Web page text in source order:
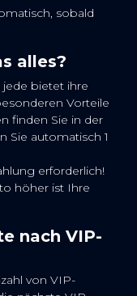
sobald
alles?
jede bietet ihre
Vorteile
finden Sie in der
Sie automatisch 1
erforderlich!
höher ist Ihre
nach VIP-
von VIP-